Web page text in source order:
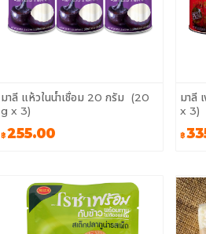
มาลี แห้วในน้ำเชื่อม 20 กรัม (20
g x 3)
฿255.00
มาลี
x 3)
฿